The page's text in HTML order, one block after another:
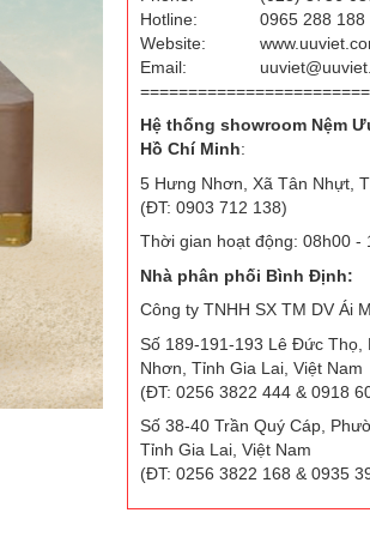
Hotline:
0965 288 188
Website:
Email:
Hệ thống showroom Nệm
Hồ Chí Minh:
5 Hưng Nhơn, Xã Tân Nhựt,
(ĐT: 0903 712 138)
Thời gian hoạt động: 08h00 -
Nhà phân phối Bình Định:
Công ty TNHH SX TM DV Ái
Số 189-191-193 Lê Đức Thọ,
Nhơn, Tỉnh Gia Lai, Việt Nam
(ĐT: 0256 3822 444 & 0918
Số 38-40 Trần Quý Cáp,
Tỉnh Gia Lai, Việt Nam
(ĐT: 0256 3822 168 & 0935